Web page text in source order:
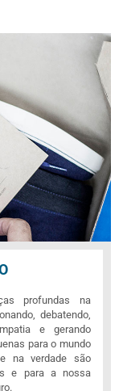
profundas na
debatendo,
e gerando
para o mundo
na verdade são
e para a nossa